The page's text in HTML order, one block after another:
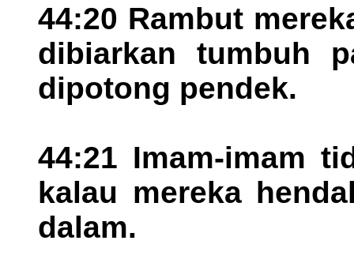
44:20 Rambut
dibiarkan tumbuh
dipotong pendek.
44:21 Imam-imam
kalau mereka
dalam.